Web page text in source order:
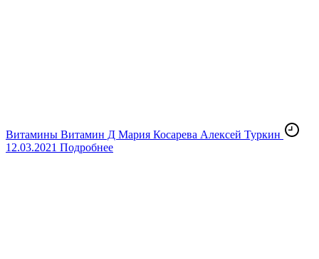
Витамины Витамин Д Мария Косарева Алексей Туркин
12.03.2021 Подробнее